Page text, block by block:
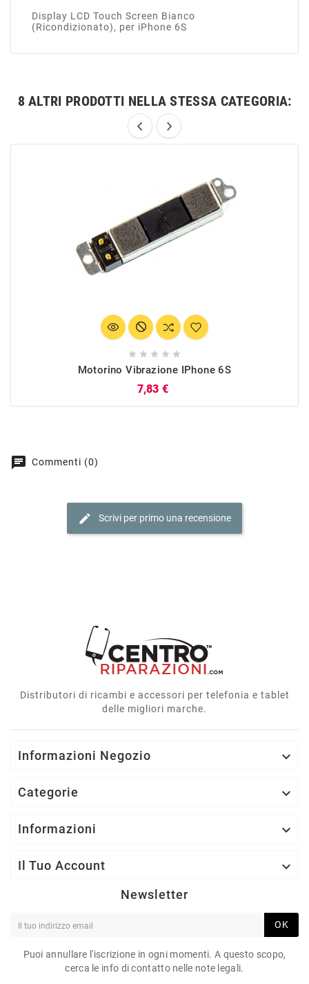
Display LCD Touch Screen Bianco
(Ricondizionato), per iPhone 6S
8 ALTRI PRODOTTI NELLA STESSA CATEGORIA:
    
Motorino Vibrazione IPhone 6S
7,83 €
chat Commenti (0)
edit Scrivi per primo una recensione
Distributori di ricambi e accessori per telefonia e tablet
delle migliori marche.
Informazioni Negozio 
Categorie 
Informazioni 
Il Tuo Account 
Newsletter
OK
Puoi annullare l'iscrizione in ogni momenti. A questo scopo,
cerca le info di contatto nelle note legali.